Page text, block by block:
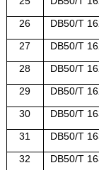
26 DB50/T
27 DB50/T
28 DB50/T
29 DB50/T
30 DB50/T
31 DB50/T
32 DB50/T